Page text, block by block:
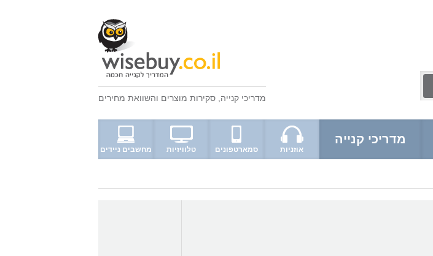
מדריכי קנייה סקירות מוצרים והשוואת מחירים
מדריכי קנייה
אוזניות סמארטפונים טלוויזיות מחשבים ניידים